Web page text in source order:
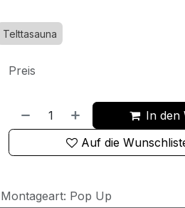
Telttasauna
In den
Auf die
Preis
Montageart: Pop Up